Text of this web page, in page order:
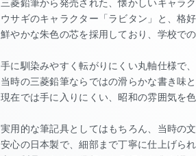
三菱鉛筆から発売された、懐かしいキャラ
ウサギのキャラクター「ラビタン」と、格
鮮やかな朱色の芯を採用しており、学校で
手に馴染みやすく転がりにくい丸軸仕様で
当時の三菱鉛筆ならではの滑らかな書き味
現在では手に入りにくい、昭和の雰囲気を
実用的な筆記具としてはもちろん、当時の
安心の日本製で、細部まで丁寧に仕上げら